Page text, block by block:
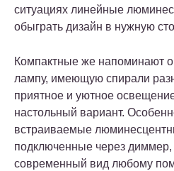
ситуациях линейные
обыграть дизайн в нужную
Компактные же напоминают
лампу, имеющую спирали
приятное и уютное
настольный вариант.
встраиваемые
подключенные через диммер,
современный вид любому